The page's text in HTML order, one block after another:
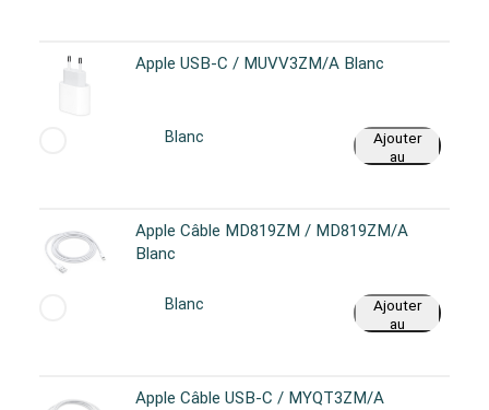
Apple USB-C / MUVV3ZM/A Blanc
Blanc
Ajouter
au
Apple Câble MD819ZM / MD819ZM/A
Blanc
Blanc
Ajouter
au
Apple Câble USB-C / MYQT3ZM/A